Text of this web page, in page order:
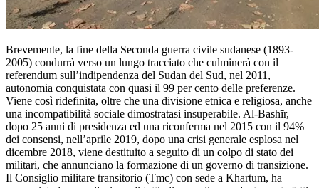
Brevemente, la fine della Seconda guerra civile sudanese (1893-
2005) condurrà verso un lungo tracciato che culminerà con il
referendum sull’indipendenza del Sudan del Sud, nel 2011,
autonomia conquistata con quasi il 99 per cento delle preferenze.
Viene così ridefinita, oltre che una divisione etnica e religiosa, anche
una incompatibilità sociale dimostratasi insuperabile. Al-Bashīr,
dopo 25 anni di presidenza ed una riconferma nel 2015 con il 94%
dei consensi, nell’aprile 2019, dopo una crisi generale esplosa nel
dicembre 2018, viene destituito a seguito di un colpo di stato dei
militari, che annunciano la formazione di un governo di transizione.
Il Consiglio militare transitorio (Tmc) con sede a Khartum, ha